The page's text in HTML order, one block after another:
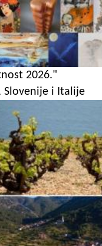
2026."
Slovenije i Italije